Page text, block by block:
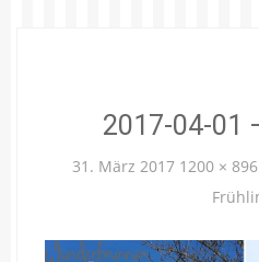
2017-04-01
31. März 2017 1200 × 896